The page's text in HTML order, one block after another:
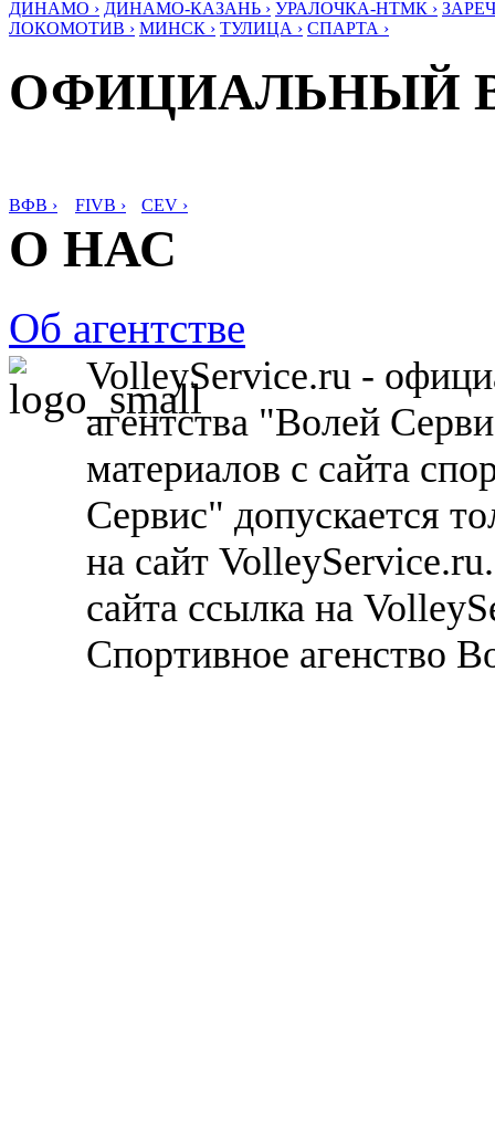
ДИНАМО › ДИНАМО-КАЗАНЬ › УРАЛОЧКА-НТМК ›
ЛОКОМОТИВ › МИНСК › ТУЛИЦА › СПАРТА ›
ОФИЦИАЛЬНЫЙ
ВФВ › FIVB › CEV ›
О НАС
Об агентстве
VolleyService.ru -
агентства "Волей
материалов с сайта
Сервис" допускается
на сайт
сайта ссылка на
Спортивное агенство